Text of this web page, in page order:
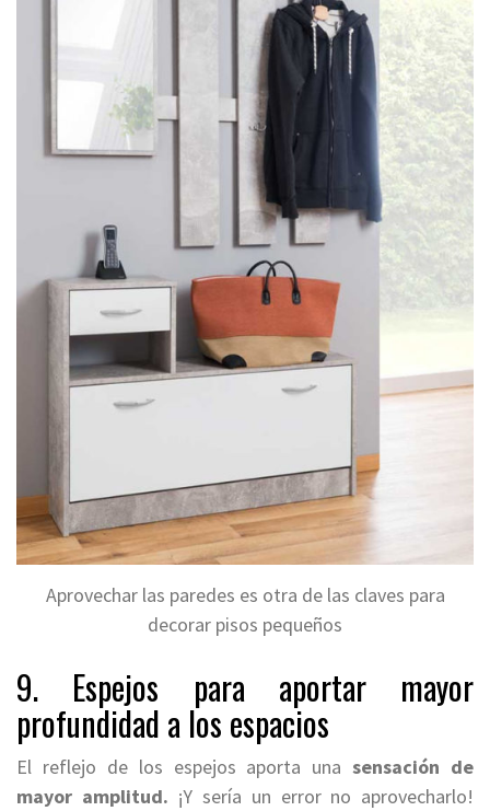
Aprovechar las paredes es otra de las claves para
decorar pisos pequeños
9. Espejos para aportar mayor
profundidad a los espacios
El reflejo de los espejos aporta unasensación de
mayor amplitud. ¡Y sería un error no aprovecharlo!